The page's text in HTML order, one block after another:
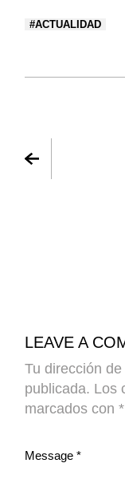
ACTUALIDAD
LEAVE A
Tu dirección
publicada. Los
marcados con*